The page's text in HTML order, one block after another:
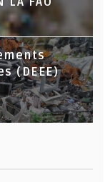
(DEEE)